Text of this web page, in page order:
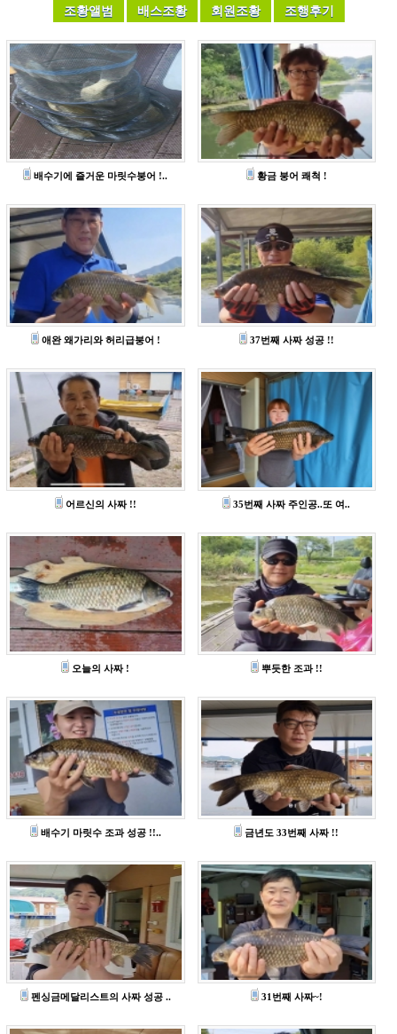
배수기에 즐거운 마릿수붕어 !.. 황금 붕어 쾌척 !
애완 왜가리와 허리급붕어 ! 37번째 사짜 성공 !!
어르신의 사짜 !! 35번째 사짜 주인공..또 여..
오늘의 사짜 ! 뿌듯한 조과 !!
배수기 마릿수 조과 성공 !!.. 금년도 33번째 사짜 !!
펜싱금메달리스트의 사짜 성공 .. 31번째 사짜~!